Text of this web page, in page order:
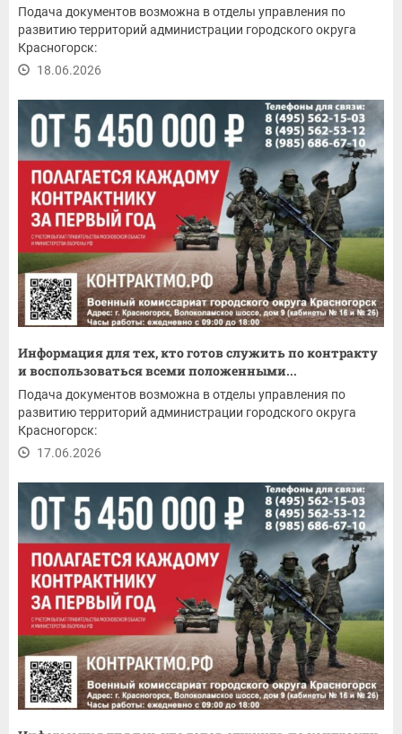
Подача документов возможна в отделы управления по
развитию территорий администрации городского округа
Красногорск:
18.06.2026
Информация для тех, кто готов служить по контракту
и воспользоваться всеми положенными...
Подача документов возможна в отделы управления по
развитию территорий администрации городского округа
Красногорск:
17.06.2026